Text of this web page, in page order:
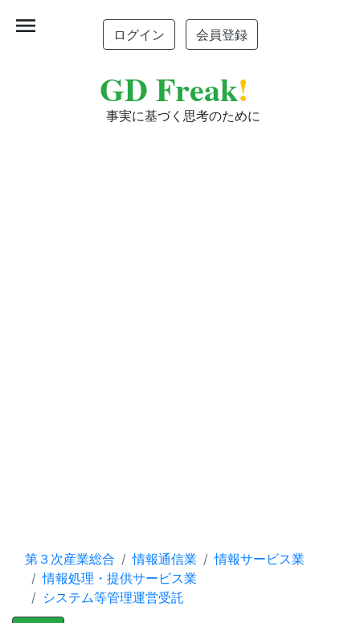
ログイン 会員登録
GD Freak!
事実に基づく思考のために
menu
第３次産業総合 情報通信業
情報サービス業
情報処理・提供サービス業
システム等管理運営受託